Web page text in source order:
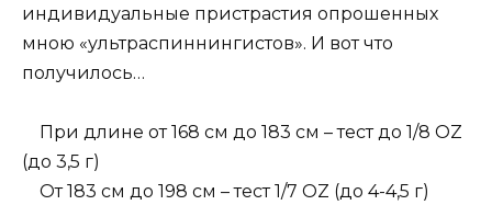
индивидуальные пристрастия опрошенных
мною «ультраспиннингистов». И вот что
получилось…
При длине от 168 см до 183 см – тест до 1/8 OZ
(до 3,5 г)
От 183 см до 198 см – тест 1/7 OZ (до 4-4,5 г)